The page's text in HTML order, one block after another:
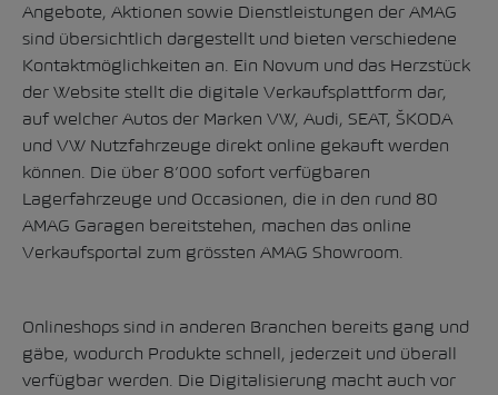
Angebote, Aktionen sowie Dienstleistungen der AMAG
sind übersichtlich dargestellt und bieten verschiedene
Kontaktmöglichkeiten an. Ein Novum und das Herzstück
der Website stellt die digitale Verkaufsplattform dar,
auf welcher Autos der Marken VW, Audi, SEAT, ŠKODA
und VW Nutzfahrzeuge direkt online gekauft werden
können. Die über 8’000 sofort verfügbaren
Lagerfahrzeuge und Occasionen, die in den rund 80
AMAG Garagen bereitstehen, machen das online
Verkaufsportal zum grössten AMAG Showroom.
Onlineshops sind in anderen Branchen bereits gang und
gäbe, wodurch Produkte schnell, jederzeit und überall
verfügbar werden. Die Digitalisierung macht auch vor